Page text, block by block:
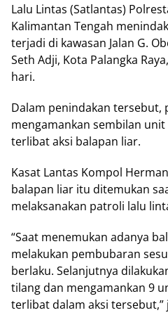
Lalu Lintas (Satlantas)
Kalimantan Tengah
terjadi di kawasan Jalan G.
Seth Adji, Kota Palangka
hari.
Dalam penindakan tersebut,
mengamankan sembilan
terlibat aksi balapan liar.
Kasat Lantas Kompol
balapan liar itu ditemukan
melaksanakan patroli lalu
“Saat menemukan adanya
melakukan pembubaran
berlaku. Selanjutnya
tilang dan mengamankan 9
terlibat dalam aksi tersebut,”